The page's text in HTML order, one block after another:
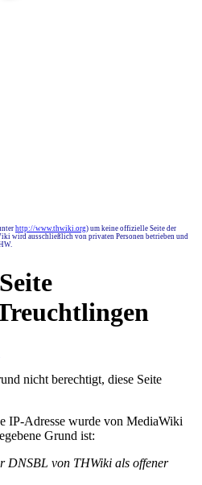
http://www.thwiki.org) um keine offizielle Seite der
wird ausschließlich von privaten Personen betrieben und
nicht berechtigt, diese Seite
IP-Adresse wurde von MediaWiki
Grund ist:
DNSBL von THWiki als offener